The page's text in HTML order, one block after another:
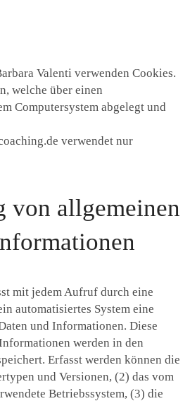
Valenti verwenden Cookies.
welche über einen
Computersystem abgelegt und
verwendet nur
von allgemeinen
mit jedem Aufruf durch eine
automatisiertes System eine
und Informationen. Diese
werden in den
Erfasst werden können die
und Versionen, (2) das vom
Betriebssystem, (3) die